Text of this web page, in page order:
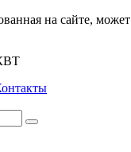
на сайте, может